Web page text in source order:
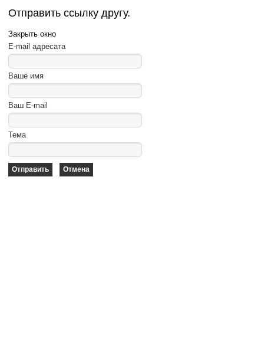
Отправить ссылку другу.
Закрыть окно
E-mail адресата
Ваше имя
Ваш E-mail
Тема
Отправить Отмена